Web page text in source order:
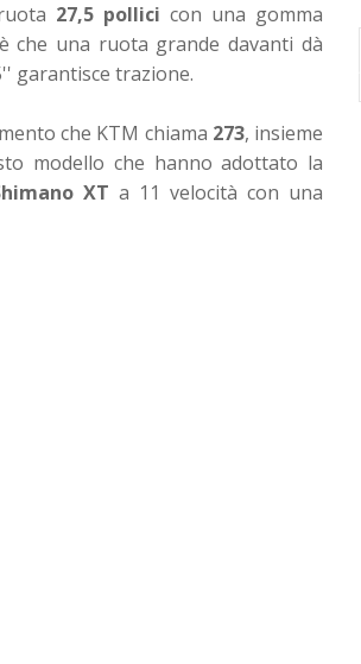
27,5 pollici con una gomma
che una ruota grande davanti dà
garantisce trazione.
che KTM chiama 273, insieme
modello che hanno adottato la
XT a 11 velocità con una